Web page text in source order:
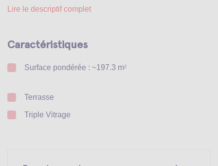
Lire le descriptif complet
Caractéristiques
Surface pondérée : ~197.3 m2
Terrasse
Triple Vitrage